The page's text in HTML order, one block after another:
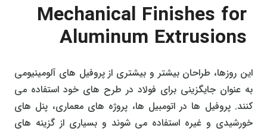
Mechanical Finishes for
Aluminum Extrusions
این روزها، طراحان بیشتر و بیشتری از پروفیل های آلومینیومی
به عنوان جایگزینی برای فولاد در طرح های خود استفاده می
کنند. پروفیل ها در اتومبیل ها، پروژه های معماری، پنل های
خورشیدی و غیره استفاده می شوند و بسیاری از گزینه های